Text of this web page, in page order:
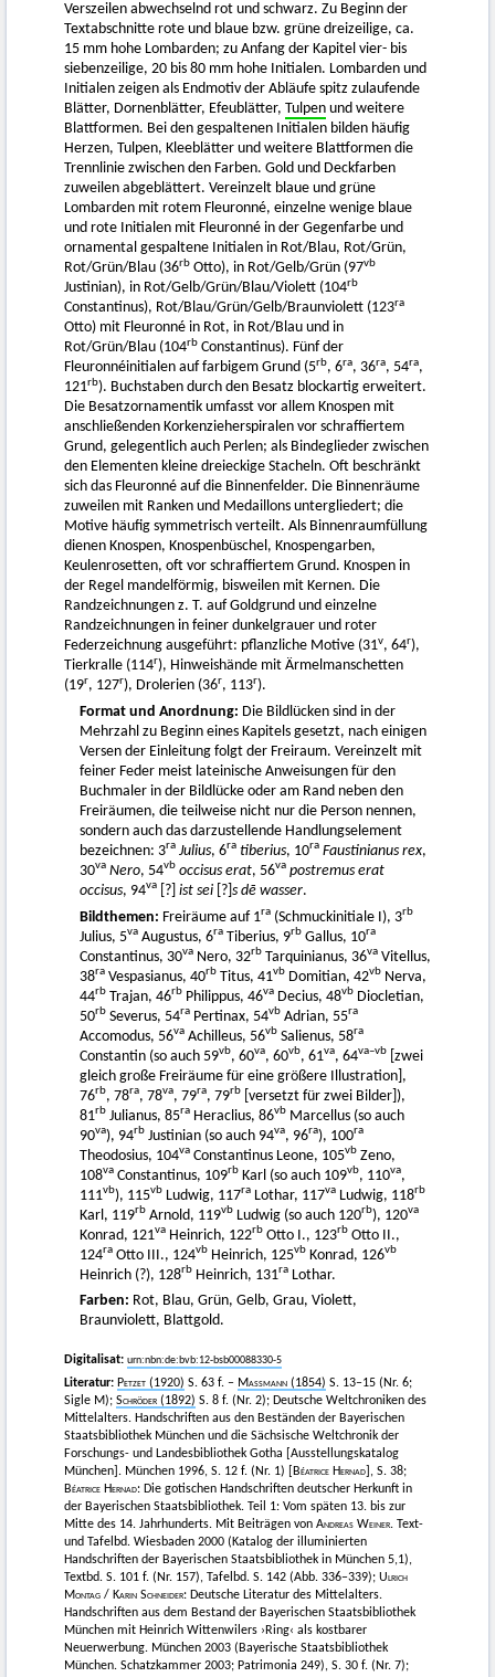
Verszeilen abwechselnd rot und schwarz. Zu Beginn der
Textabschnitte rote und blaue bzw. grüne dreizeilige, ca.
15 mm hohe Lombarden; zu Anfang der Kapitel vier- bis
siebenzeilige, 20 bis 80 mm hohe Initialen. Lombarden und
Initialen zeigen als Endmotiv der Abläufe spitz zulaufende
Blätter, Dornenblätter, Efeublätter, Tulpen und weitere
Blattformen. Bei den gespaltenen Initialen bilden häufig
Herzen, Tulpen, Kleeblätter und weitere Blattformen die
Trennlinie zwischen den Farben. Gold und Deckfarben
zuweilen abgeblättert. Vereinzelt blaue und grüne
Lombarden mit rotem Fleuronné, einzelne wenige blaue
und rote Initialen mit Fleuronné in der Gegenfarbe und
ornamental gespaltene Initialen in Rot/Blau, Rot/Grün,
Rot/Grün/Blau (36rb Otto), in Rot/Gelb/Grün (97vb
Justinian), in Rot/Gelb/Grün/Blau/Violett (104rb
Constantinus), Rot/Blau/Grün/Gelb/Braunviolett (123ra
Otto) mit Fleuronné in Rot, in Rot/Blau und in
Rot/Grün/Blau (104rb Constantinus). Fünf der
Fleuronnéinitialen auf farbigem Grund (5rb, 6ra, 36ra, 54ra,
121rb). Buchstaben durch den Besatz blockartig erweitert.
Die Besatzornamentik umfasst vor allem Knospen mit
anschließenden Korkenzieherspiralen vor schraffiertem
Grund, gelegentlich auch Perlen; als Bindeglieder zwischen
den Elementen kleine dreieckige Stacheln. Oft beschränkt
sich das Fleuronné auf die Binnenfelder. Die Binnenräume
zuweilen mit Ranken und Medaillons untergliedert; die
Motive häufig symmetrisch verteilt. Als Binnenraumfüllung
dienen Knospen, Knospenbüschel, Knospengarben,
Keulenrosetten, oft vor schraffiertem Grund. Knospen in
der Regel mandelförmig, bisweilen mit Kernen. Die
Randzeichnungen z. T. auf Goldgrund und einzelne
Randzeichnungen in feiner dunkelgrauer und roter
Federzeichnung ausgeführt: pflanzliche Motive (31v, 64r),
Tierkralle (114r), Hinweishände mit Ärmelmanschetten
(19r, 127r), Drolerien (36r, 113r).
Format und Anordnung: Die Bildlücken sind in der
Mehrzahl zu Beginn eines Kapitels gesetzt, nach einigen
Versen der Einleitung folgt der Freiraum. Vereinzelt mit
feiner Feder meist lateinische Anweisungen für den
Buchmaler in der Bildlücke oder am Rand neben den
Freiräumen, die teilweise nicht nur die Person nennen,
sondern auch das darzustellende Handlungselement
bezeichnen: 3ra Julius, 6ra tiberius, 10ra Faustinianus rex,
30va Nero, 54vb occisus erat, 56va postremus erat
occisus, 94va [?] ist sei [?] s de wasser.
Bildthemen: Freiräume auf 1ra (Schmuckinitiale I), 3rb
Julius, 5va Augustus, 6ra Tiberius, 9rb Gallus, 10ra
Constantinus, 30va Nero, 32rb Tarquinianus, 36va Vitellus,
38ra Vespasianus, 40rb Titus, 41vb Domitian, 42vb Nerva,
44rb Trajan, 46rb Philippus, 46va Decius, 48vb Diocletian,
50rb Severus, 54ra Pertinax, 54vb Adrian, 55ra
Accomodus, 56va Achilleus, 56vb Salienus, 58ra
Constantin (so auch 59vb, 60va, 60vb, 61va, 64va–vb
[zwei
gleich große Freiräume für eine größere Illustration],
76rb, 78ra, 78va, 79ra, 79rb
[versetzt für zwei Bilder]),
81rb Julianus, 85ra Heraclius, 86vb Marcellus (so auch
90va), 94rb Justinian (so auch 94va, 96ra), 100ra
Theodosius, 104va Constantinus Leone, 105vb Zeno,
108va Constantinus, 109rb Karl (so auch 109vb, 110va,
111vb), 115vb Ludwig, 117ra Lothar, 117va Ludwig, 118rb
Karl, 119rb Arnold, 119vb Ludwig (so auch 120rb), 120va
Konrad, 121va Heinrich, 122rb Otto I., 123rb Otto II.,
124ra Otto III., 124vb Heinrich, 125vb Konrad, 126vb
Heinrich (?), 128rb Heinrich, 131ra Lothar.
Farben: Rot, Blau, Grün, Gelb, Grau, Violett,
Braunviolett, Blattgold.
Digitalisat: urn:nbn:de:bvb:12-bsb00088330-5
Literatur: Petzet (1920) S. 63 f. – Massmann (1854) S. 13–15 (Nr. 6;
Sigle M); Schröder (1892) S. 8 f. (Nr. 2); Deutsche Weltchroniken des
Mittelalters. Handschriften aus den Beständen der Bayerischen
Staatsbibliothek München und die Sächsische Weltchronik der
Forschungs- und Landesbibliothek Gotha [Ausstellungskatalog
München]. München 1996, S. 12 f. (Nr. 1) [
Béatrice Hernad ], S. 38;
Béatrice Hernad: Die gotischen Handschriften deutscher Herkunft in
der Bayerischen Staatsbibliothek. Teil 1: Vom späten 13. bis zur
Mitte des 14. Jahrhunderts. Mit Beiträgen von Andreas Weiner. Text-
und Tafelbd. Wiesbaden 2000 (Katalog der illuminierten
Handschriften der Bayerischen Staatsbibliothek in München 5,1),
Textbd. S. 101 f. (Nr. 157), Tafelbd. S. 142 (Abb. 336–339); Ulrich
Montag / Karin Schneider: Deutsche Literatur des Mittelalters.
Handschriften aus dem Bestand der Bayerischen Staatsbibliothek
München mit Heinrich Wittenwilers ›Ring‹ als kostbarer
Neuerwerbung. München 2003 (Bayerische Staatsbibliothek
München. Schatzkammer 2003; Patrimonia 249), S. 30 f. (Nr. 7);